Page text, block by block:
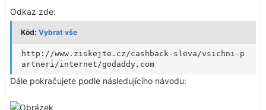
Odkaz zde:
Kód: Vybrat vše
http://www.ziskejte.cz/cashback-sleva/vsichni-p
artneri/internet/godaddy.com
Dále pokračujete podle následujícího návodu: